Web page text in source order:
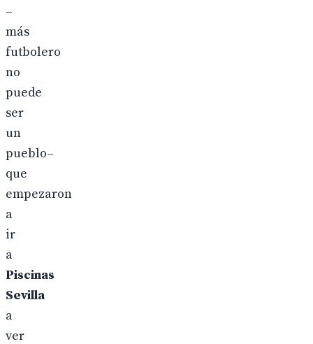
–
más
futbolero
no
puede
ser
un
pueblo–
que
empezaron
a
ir
a
Piscinas
Sevilla
a
ver